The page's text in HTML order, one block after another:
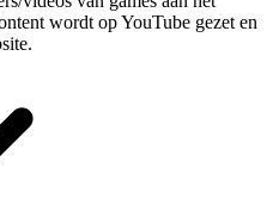
wordt op YouTube gezet en